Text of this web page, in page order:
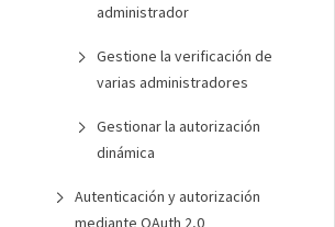
administrador
Gestione la verificación de
varias administradores
Gestionar la autorización
dinámica
Autenticación y autorización
mediante OAuth 2,0